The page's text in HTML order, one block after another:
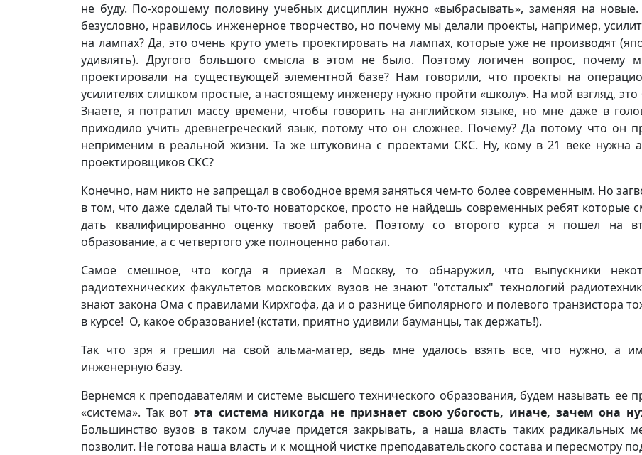
не буду. По-хорошему половину учебных дисциплин нужно «выбрасывать», заменяя на
безусловно, нравилось инженерное творчество, но почему мы делали проекты, например,
на лампах? Да, это очень круто уметь проектировать на лампах, которые уже не производят
удивлять). Другого большого смысла в этом не было. Поэтому логичен вопрос, почему
проектировали на существующей элементной базе? Нам говорили, что проекты на
усилителях слишком простые, а настоящему инженеру нужно пройти «школу». На мой взгляд, это
Знаете, я потратил массу времени, чтобы говорить на английском языке, но мне даже в
приходило учить древнегреческий язык, потому что он сложнее. Почему? Да потому что он
неприменим в реальной жизни. Та же штуковина с проектами СКС. Ну, кому в 21 веке нужна
проектировщиков СКС?
Конечно, нам никто не запрещал в свободное время заняться чем-то более современным. Но
в том, что даже сделай ты что-то новаторское, просто не найдешь современных ребят которые
дать квалифицированно оценку твоей работе. Поэтому со второго курса я пошел на
образование, а с четвертого уже полноценно работал.
Самое смешное, что когда я приехал в Москву, то обнаружил, что выпускники
радиотехнических факультетов московских вузов не знают "отсталых" технологий
знают закона Ома с правилами Кирхгофа, да и о разнице биполярного и полевого транзистора
в курсе! О, какое образование! (кстати, приятно удивили бауманцы, так держать!).
Так что зря я грешил на свой альма-матер, ведь мне удалось взять все, что нужно, а
инженерную базу.
Вернемся к преподавателям и системе высшего технического образования, будем называть ее
«система». Так вотэта система никогда не признает свою убогость, иначе, зачем она
Большинство вузов в таком случае придется закрывать, а наша власть таких радикальных
позволит. Не готова наша власть и к мощной чистке преподавательского состава и пересмотру